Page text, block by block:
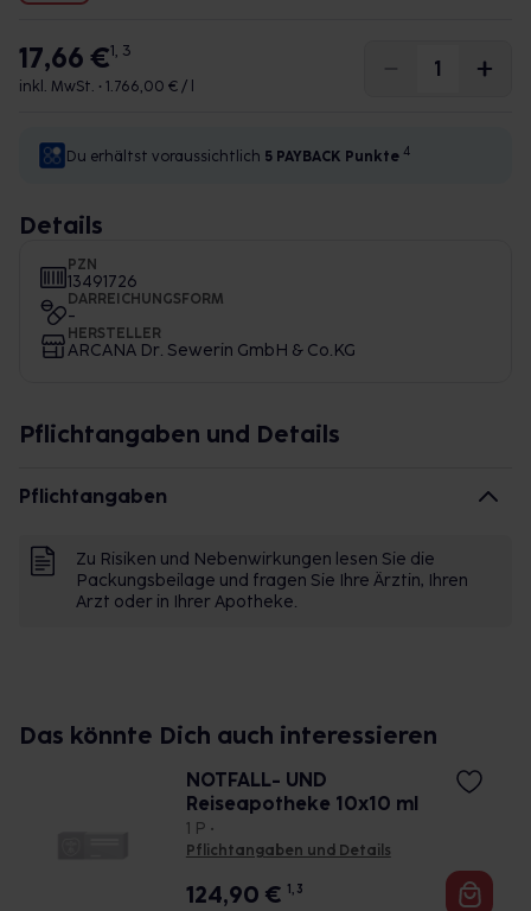
17,66 €1, 3
inkl. MwSt. • 1.766,00 € / l
Du erhältst voraussichtlich 5 PAYBACK Punkte 4
Details
PZN
13491726
DARREICHUNGSFORM
-
HERSTELLER
ARCANA Dr. Sewerin GmbH & Co.KG
Pflichtangaben und Details
Pflichtangaben
Zu Risiken und Nebenwirkungen lesen Sie die
Packungsbeilage und fragen Sie Ihre Ärztin, Ihren
Arzt oder in Ihrer Apotheke.
Das könnte Dich auch interessieren
NOTFALL- UND
Reiseapotheke 10x10 ml
1 P •
Pflichtangaben und Details
124,90 € 1, 3